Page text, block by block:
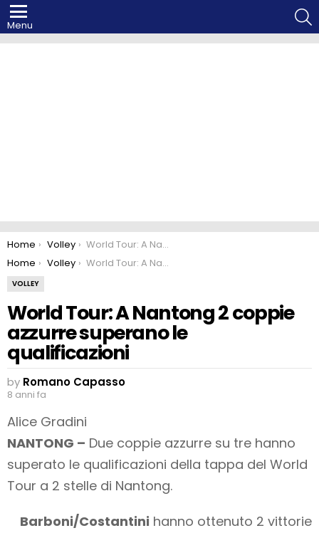
Menu
You are here:
Home Volley
World Tour: A Nantong 2 coppie azzurre superano le qualificazioni
You are here:
Home Volley World Tour: A Nantong 2 coppie azzurre superano le qualificazioni
VOLLEY
World Tour: A Nantong 2 coppie
azzurre superano le
qualificazioni
by Romano Capasso
8 anni fa
Alice Gradini
NANTONG – Due coppie azzurre su tre hanno
superato le qualificazioni della tappa del World
Tour a 2 stelle di Nantong.
Barboni/Costantini hanno ottenuto 2 vittorie